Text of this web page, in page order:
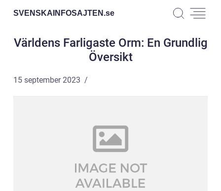
SVENSKAINFOSAJTEN.se
Världens Farligaste Orm: En Grundlig
Översikt
15 september 2023